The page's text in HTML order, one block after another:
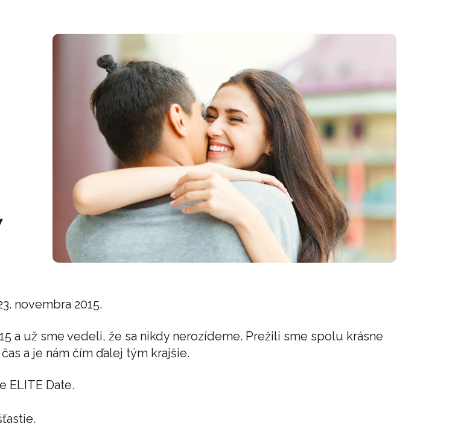
novembra 2015.
a už sme vedeli, že sa nikdy nerozídeme. Prežili sme spolu krásne
a je nám čím ďalej tým krajšie.
ELITE Date.